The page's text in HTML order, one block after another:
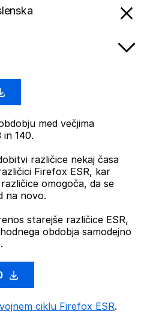
med večjima
in 140.
različice nekaj časa
Firefox ESR, kar
omogoča, da se
na novo.
starejše različice ESR,
obdobja samodejno
ciklu Firefox ESR.